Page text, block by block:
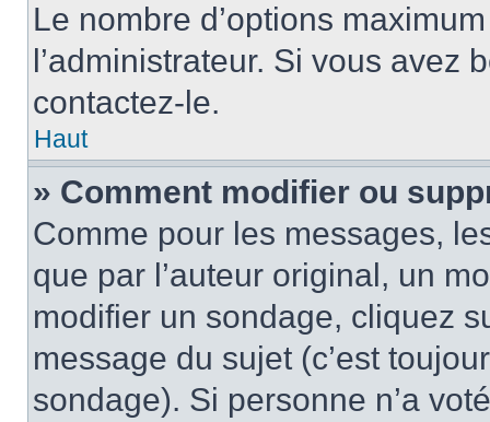
Le nombre d’options
l’administrateur. Si vous avez
contactez-le.
Haut
» Comment modifier ou
Comme pour les messages,
que par l’auteur original, un
modifier un sondage, cliquez
message du sujet (c’est
sondage). Si personne n’a